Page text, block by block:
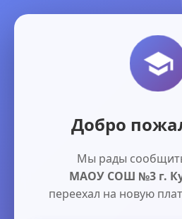
Добро
Мы рады
МАОУ СОШ №3 г.
переехал на новую